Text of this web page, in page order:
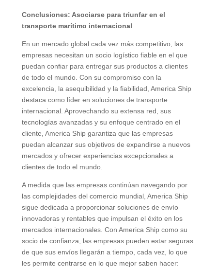
Conclusiones: Asociarse para triunfar en el
transporte marítimo internacional
En un mercado global cada vez más competitivo, las
empresas necesitan un socio logístico fiable en el que
puedan confiar para entregar sus productos a clientes
de todo el mundo. Con su compromiso con la
excelencia, la asequibilidad y la fiabilidad, America Ship
destaca como líder en soluciones de transporte
internacional. Aprovechando su extensa red, sus
tecnologías avanzadas y su enfoque centrado en el
cliente, America Ship garantiza que las empresas
puedan alcanzar sus objetivos de expandirse a nuevos
mercados y ofrecer experiencias excepcionales a
clientes de todo el mundo.
A medida que las empresas continúan navegando por
las complejidades del comercio mundial, America Ship
sigue dedicada a proporcionar soluciones de envío
innovadoras y rentables que impulsan el éxito en los
mercados internacionales. Con America Ship como su
socio de confianza, las empresas pueden estar seguras
de que sus envíos llegarán a tiempo, cada vez, lo que
les permite centrarse en lo que mejor saben hacer: